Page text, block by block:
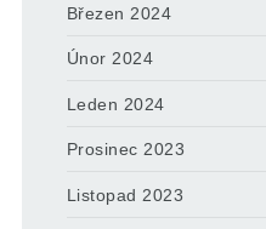
Březen 2024
Únor 2024
Leden 2024
Prosinec 2023
Listopad 2023